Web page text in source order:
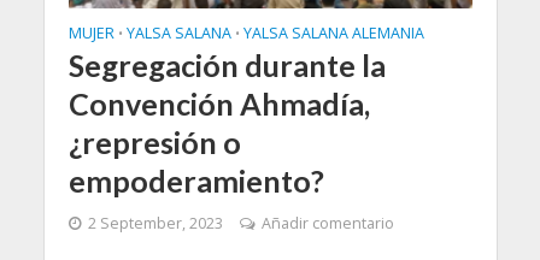
MUJER • YALSA SALANA • YALSA SALANA ALEMANIA
Segregación durante la
Convención Ahmadía,
¿represión o
empoderamiento?
2 September, 2023 Añadir comentario